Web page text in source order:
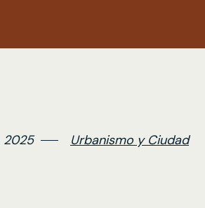
2025 Urbanismo y Ciudad